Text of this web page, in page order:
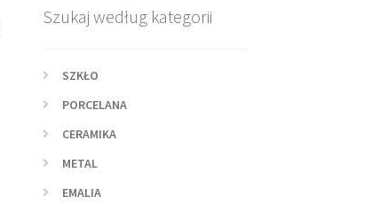
Szukaj według kategorii
SZKŁO
PORCELANA
CERAMIKA
METAL
EMALIA